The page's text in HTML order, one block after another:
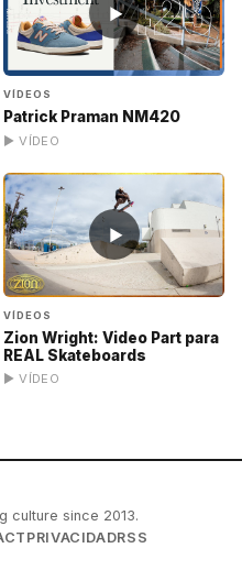
▶
VÍDEOS
Patrick Praman NM420
▶ VÍDEO
▶
VÍDEOS
Zion Wright: Video Part para
REAL Skateboards
▶ VÍDEO
culture since 2013.
PRIVACIDADRSS